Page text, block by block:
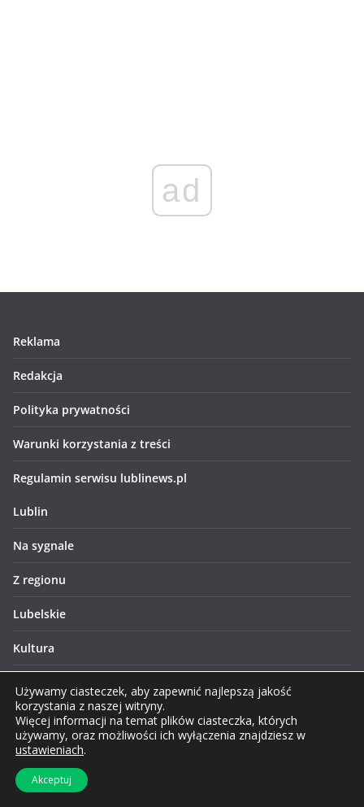
ad
Reklama
Redakcja
Polityka prywatności
Warunki korzystania z treści
Regulamin serwisu lublinews.pl
Lublin
Na sygnale
Z regionu
Lubelskie
Kultura
Biznes
Edukacja
Zdrowie
Używamy ciasteczek, aby zapewnić najlepszą jakość
korzystania z naszej witryny.
Więcej informacji na temat plików ciasteczka, których
używamy, oraz możliwości ich wyłączenia znajdziesz w
ustawieniach.
Akceptuj